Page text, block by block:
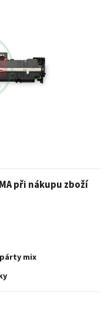
při nákupu zboží
mix